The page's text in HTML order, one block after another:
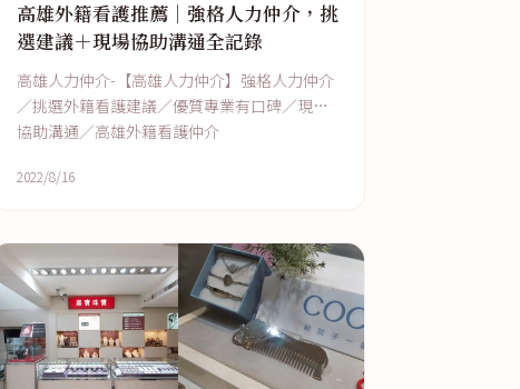
高雄外籍看護推薦｜強格人力仲介，挑
選建議＋現場協助溝通全記錄
高雄人力仲介-【高雄人力仲介】強格人力仲介
／挑選外籍看護建議／優質專業有口碑／現場
協助溝通／高雄外籍看護仲介
2022/8/16